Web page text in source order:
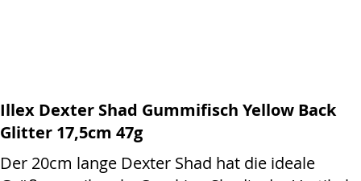
Illex Dexter Shad Gummifisch Yellow Back
Glitter 17,5cm 47g
Der 20cm lange Dexter Shad hat die ideale